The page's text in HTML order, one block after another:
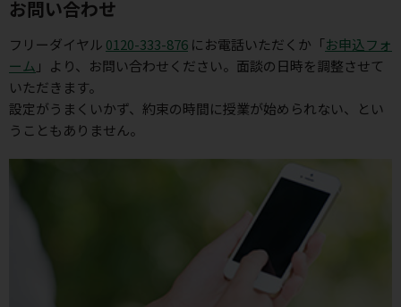
お問い合わせ
フリーダイヤル 0120-333-876 にお電話いただくか「お申込フォ
ーム 」より、お問い合わせください。面談の日時を調整させて
いただきます。
設定がうまくいかず、約束の時間に授業が始められない、とい
うこともありません。